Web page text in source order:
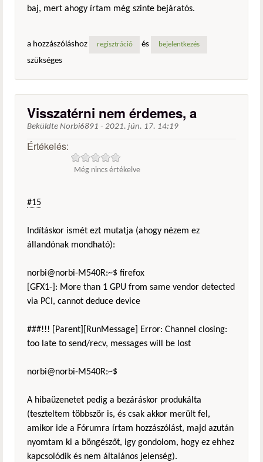
baj, mert ahogy írtam még szinte bejáratós.
a hozzászóláshoz regisztráció és bejelentkezés
szükséges
Visszatérni nem érdemes, a
Beküldte Norbi6891 - 2021. jún. 17. 14:19
Értékelés:
Még nincs értékelve
#15
Indításkor ismét ezt mutatja (ahogy nézem ez
állandónak mondható):
norbi@norbi-M540R:~$ firefox
[GFX1-]: More than 1 GPU from same vendor detected
via PCI, cannot deduce device
###!!! [Parent][RunMessage] Error: Channel closing:
too late to send/recv, messages will be lost
norbi@norbi-M540R:~$
A hibaüzenetet pedig a bezáráskor produkálta
(teszteltem többször is, és csak akkor merült fel,
amikor ide a Fórumra írtam hozzászólást, majd azután
nyomtam ki a böngészőt, igy gondolom, hogy ez ehhez
kapcsolódik és nem általános jelenség).